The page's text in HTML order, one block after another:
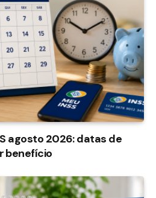
agosto 2026: datas de
benefício